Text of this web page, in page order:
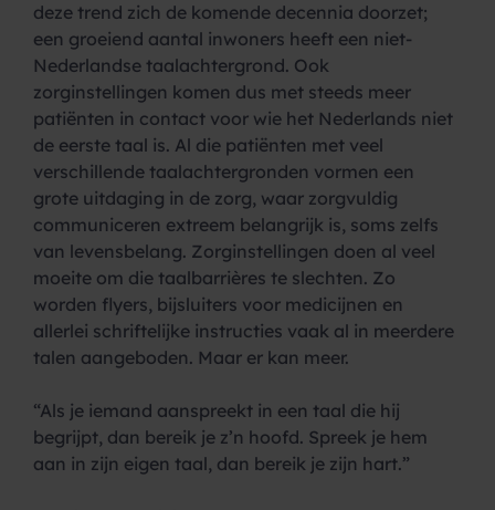
deze trend zich de komende decennia doorzet;
een groeiend aantal inwoners heeft een niet-
Nederlandse taalachtergrond. Ook
zorginstellingen komen dus met steeds meer
patiënten in contact voor wie het Nederlands niet
de eerste taal is. Al die patiënten met veel
verschillende taalachtergronden vormen een
grote uitdaging in de zorg, waar zorgvuldig
communiceren extreem belangrijk is, soms zelfs
van levensbelang. Zorginstellingen doen al veel
moeite om die taalbarrières te slechten. Zo
worden flyers, bijsluiters voor medicijnen en
allerlei schriftelijke instructies vaak al in meerdere
talen aangeboden. Maar er kan meer.
“Als je iemand aanspreekt in een taal die hij
begrijpt, dan bereik je z’n hoofd. Spreek je hem
aan in zijn eigen taal, dan bereik je zijn hart.”